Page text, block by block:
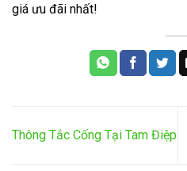
giá ưu đãi nhất!
Thông Tắc Cống Tại Tam Điệp